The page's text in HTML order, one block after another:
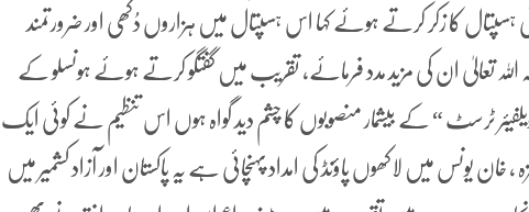
کا زکر کرتے ہوئے کہا اس ہسپتال میں ہزاروں دُکھی اور ضرورتمند
تعالیٰ ان کی مزید مدد فرمائے، تقریب میں گفتگو کرتے ہوئے ہونسلو کے
ٹرسٹ “ کے بیشمار منصوبوں کا چشم دید گواہ ہوں اس تنظیم نے کوئی ایک
میں لاکھوں پاؤنڈ کی امداد پہنچائی ہے یہ پاکستان اور آزاد کشمیر میں